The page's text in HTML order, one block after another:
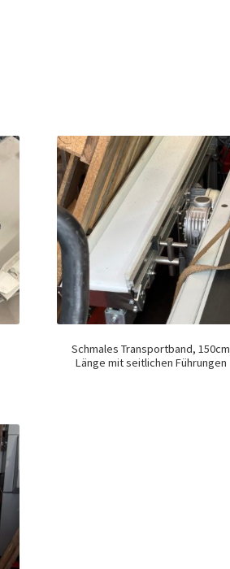
Schmales Transportband, 150cm
Länge mit seitlichen Führungen